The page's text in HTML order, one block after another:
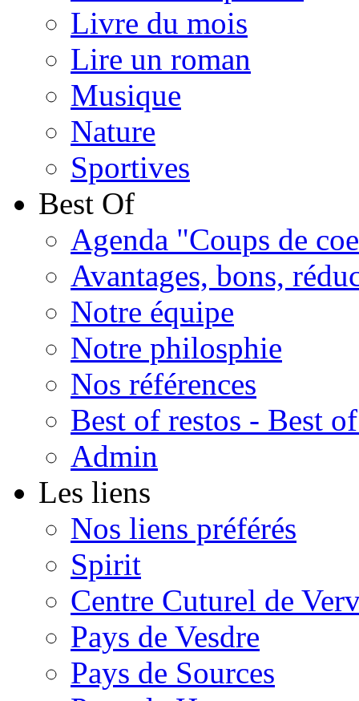
Livre du mois
Lire un roman
Musique
Nature
Sportives
Best Of
Agenda "Coups de
Avantages, bons,
Notre équipe
Notre philosphie
Nos références
Best of restos - Best
Admin
Les liens
Nos liens préférés
Spirit
Centre Cuturel de
Pays de Vesdre
Pays de Sources